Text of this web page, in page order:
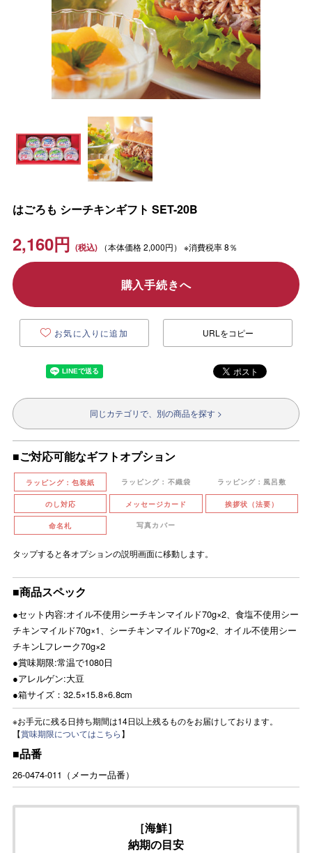
はごろも シーチキンギフト SET-20B
2,160円 （本体価格2,000円） ※消費税率 8％
購入手続きへ
お気に入りに追加 URLをコピー
同じカテゴリで、別の商品を探す >
■ご対応可能なギフトオプション
ラッピング：包装紙 ラッピング：不織袋 ラッピング：風呂敷
のし対応 メッセージカード 挨拶状（法要）
命名札 写真カバー
タップすると各オプションの説明画面に移動します。
■商品スペック
●セット内容:オイル不使用シーチキンマイルド70g×2、食塩不使用シー
チキンマイルド70g×1、シーチキンマイルド70g×2、オイル不使用シー
チキンLフレーク70g×2
●賞味期限:常温で1080日
●アレルゲン:大豆
●箱サイズ：32.5×15.8×6.8cm
※お手元に残る日持ち期間は14日以上残るものをお届けしております。
【賞味期限についてはこちら】
■品番
26-0474-011（メーカー品番）
［海鮮］
納期の目安